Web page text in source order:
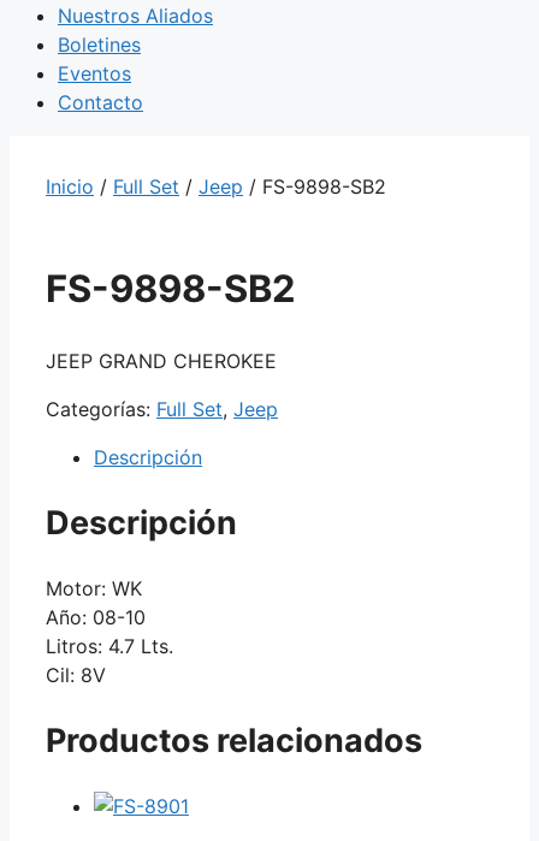
Nuestros Aliados
Boletines
Eventos
Contacto
Inicio / Full Set / Jeep / FS-9898-SB2
FS-9898-SB2
JEEP GRAND CHEROKEE
Categorías: Full Set, Jeep
Descripción
Descripción
Motor: WK
Año: 08-10
Litros: 4.7 Lts.
Cil: 8V
Productos relacionados